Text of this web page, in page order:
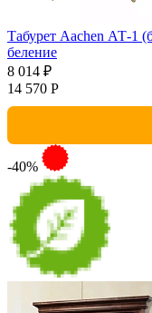
Табурет Aachen АТ-1
беление
8 014 ₽
14 570 Р
-40%